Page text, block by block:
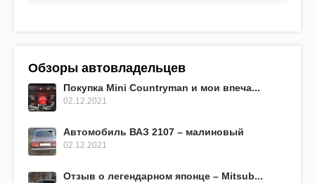
Обзоры автовладельцев
Покупка Mini Countryman и мои впеча...
02.12.2021
Автомобиль ВАЗ 2107 – малиновый
02.12.2021
Отзыв о легендарном японце – Mitsub...